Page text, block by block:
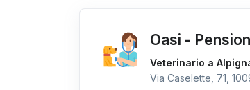
Oasi -
Veterinario a
Via Caselette, 71,